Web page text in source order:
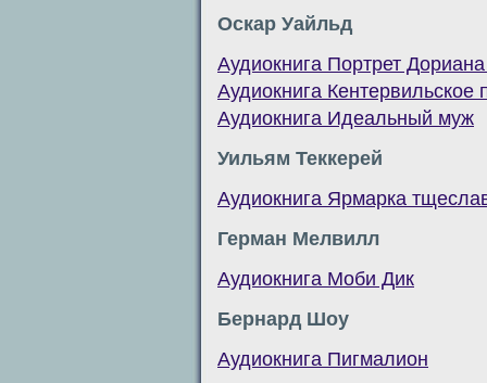
Оскар Уайльд
Аудиокнига Портрет
Аудиокнига Кентервильское
Аудиокнига Идеальный муж
Уильям Теккерей
Аудиокнига Ярмарка
Герман Мелвилл
Аудиокнига Моби Дик
Бернард Шоу
Аудиокнига Пигмалион